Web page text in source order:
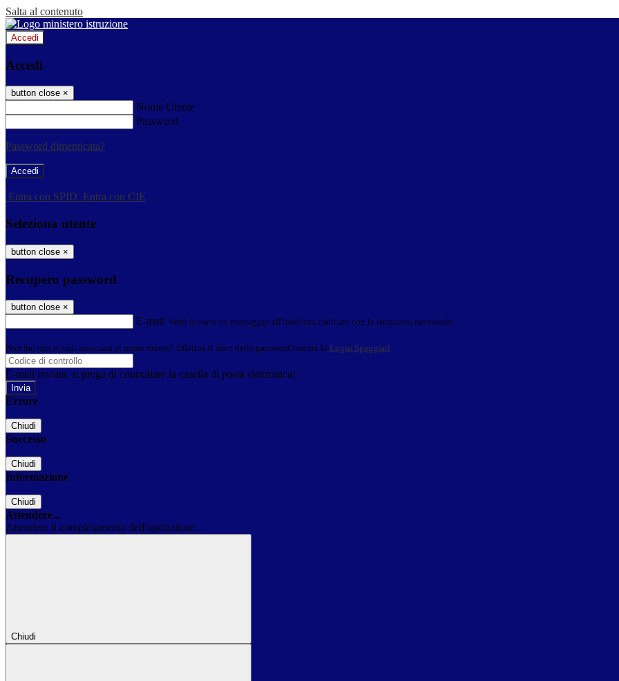
Salta al contenuto
Accedi
Accedi
button close ×
Nome Utente
Password
Password dimenticata?
-
Entra con SPID Entra con CIE
Seleziona utente
button close ×
Recupero password
button close ×
E-mail Verrà inviato un messaggio all'indirizzo indicato con le istruzioni necessarie.
Non hai una e-mail associata al nome utente? Effettua il reset della password tramite la Login Spaggiari
E-mail inviata, si prega di controllare la casella di posta elettronica!
Errore
Chiudi
Successo
Chiudi
Informazione
Chiudi
Attendere...
Attendere il completamento dell'operazione...
Chiudi